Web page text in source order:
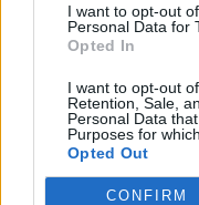
I want to opt-out
Personal Data for
Opted In
I want to opt-out
Retention, Sale,
Personal Data
Purposes for
Opted Out
CONFIRM